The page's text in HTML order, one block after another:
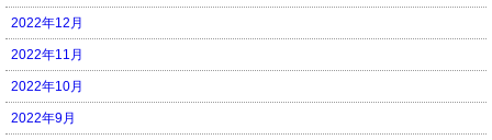
2022年12月
2022年11月
2022年10月
2022年9月